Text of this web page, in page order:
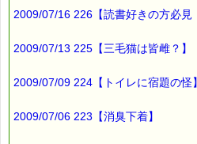
タイプ ：くじタイプ
200円（1等）～50円（3等）の範
当たる確率は（1等：5% 2等：
す。
2009/07/16 226【読書好きの方必見
2009/07/13 225【三毛猫は皆雌？】
2009/07/09 224【トイレに宿題の怪】
2009/07/06 223【消臭下着】